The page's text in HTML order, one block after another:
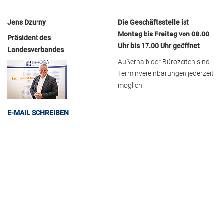
Jens Dzurny
Präsident des
Landesverbandes
E-MAIL SCHREIBEN
Die Geschäftsstelle ist
Montag bis Freitag von 08.00
Uhr bis 17.00 Uhr geöffnet
Außerhalb der Bürozeiten sind
Terminvereinbarungen jederzeit
möglich.